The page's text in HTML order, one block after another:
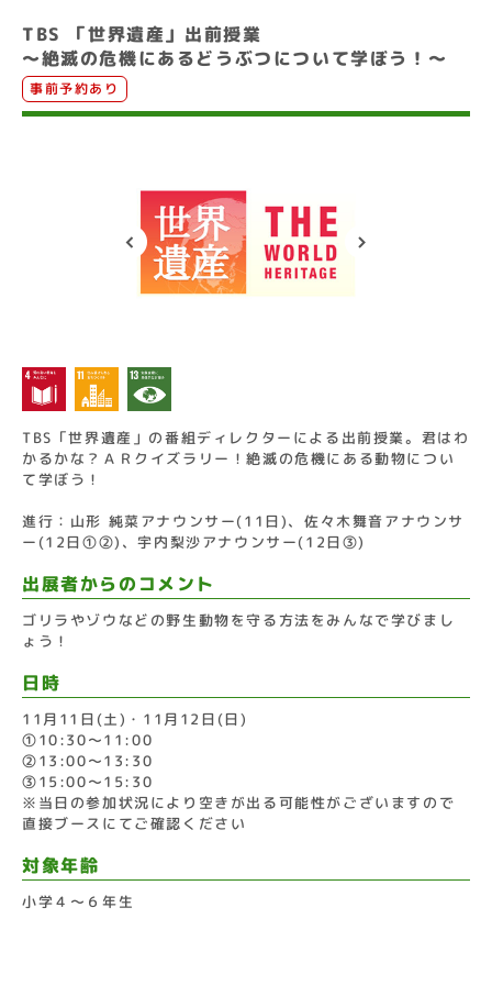
TBS 「世界遺産」出前授業
〜絶滅の危機にあるどうぶつについて学ぼう！〜
事前予約あり
TBS「世界遺産」の番組ディレクターによる出前授業。君はわ
かるかな？ＡＲクイズラリー！絶滅の危機にある動物につい
て学ぼう！
進行：山形 純菜アナウンサー(11日)、佐々木舞音アナウンサ
ー(12日①②)、宇内梨沙アナウンサー(12日③)
出展者からのコメント
ゴリラやゾウなどの野生動物を守る方法をみんなで学びまし
ょう！
日時
11月11日(土)・11月12日(日)
①10:30～11:00
②13:00～13:30
③15:00～15:30
※当日の参加状況により空きが出る可能性がございますので
直接ブースにてご確認ください
対象年齢
小学４〜６年生